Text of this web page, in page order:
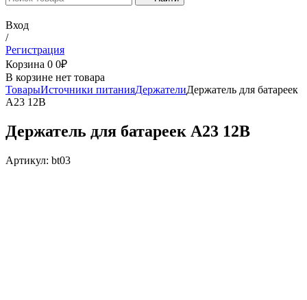
Вход
/
Регистрация
Корзина 0 0₽
В корзине нет товара
ТоварыИсточники питанияДержателиДержатель для батареек
А23 12В
Держатель для батареек А23 12В
Артикул: bt03